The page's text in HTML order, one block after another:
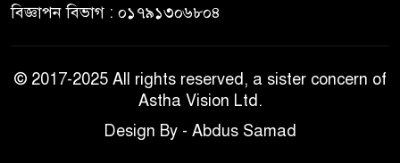
বিজ্ঞাপন বিভাগ : ০১৭৯১৩০৬৮০৪
© 2017-2025 All rights reserved, a sister concern of
Astha Vision Ltd.
Design By - Abdus Samad